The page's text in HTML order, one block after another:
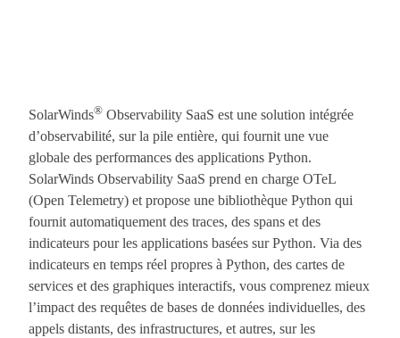
SolarWinds® Observability SaaS est une solution intégrée
d’observabilité, sur la pile entière, qui fournit une vue
globale des performances des applications Python.
SolarWinds Observability SaaS prend en charge OTeL
(Open Telemetry) et propose une bibliothèque Python qui
fournit automatiquement des traces, des spans et des
indicateurs pour les applications basées sur Python. Via des
indicateurs en temps réel propres à Python, des cartes de
services et des graphiques interactifs, vous comprenez mieux
l’impact des requêtes de bases de données individuelles, des
appels distants, des infrastructures, et autres, sur les